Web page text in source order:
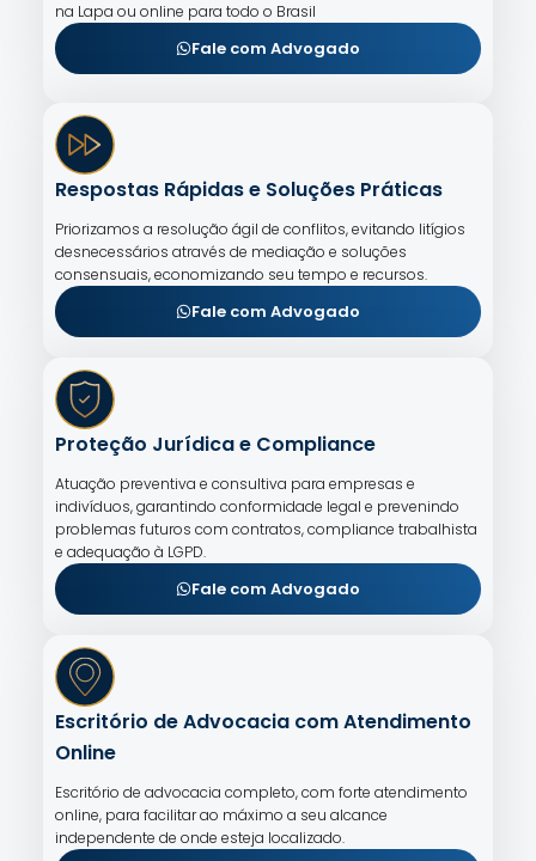
na Lapa ou online para todo o Brasil
Fale com Advogado
Respostas Rápidas e Soluções Práticas
Priorizamos a resolução ágil de conflitos, evitando litígios
desnecessários através de mediação e soluções
consensuais, economizando seu tempo e recursos.
Fale com Advogado
Proteção Jurídica e Compliance
Atuação preventiva e consultiva para empresas e
indivíduos, garantindo conformidade legal e prevenindo
problemas futuros com contratos, compliance trabalhista
e adequação à LGPD.
Fale com Advogado
Escritório de Advocacia com Atendimento
Online
Escritório de advocacia completo, com forte atendimento
online, para facilitar ao máximo a seu alcance
independente de onde esteja localizado.